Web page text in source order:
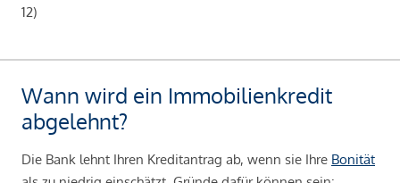
12)
Wann wird ein Immobilienkredit
abgelehnt?
Die Bank lehnt Ihren Kreditantrag ab, wenn sie Ihre Bonität